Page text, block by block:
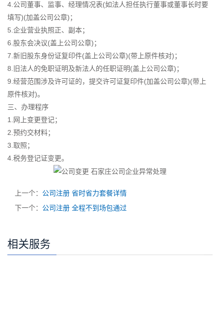
4.公司董事、监事、经理情况表(如法人担任执行董事或董事长时要
填写)(加盖公司公章)；
5.企业营业执照正、副本；
6.股东会决议(盖上公司公章)；
7.新旧股东身份证复印件(盖上公司公章)(带上原件核对)；
8.旧法人的免职证明及新法人的任职证明(盖上公司公章)；
9.经营范围涉及许可证的，提交许可证复印件(加盖公司公章)(带上
原件核对)。
三、办理程序
1.网上变更登记；
2.预约交材料；
3.取照；
4.税务登记证变更。
上一个： 公司注册 省时省力套餐详情
下一个： 公司注册 全程不到场包通过
相关服务